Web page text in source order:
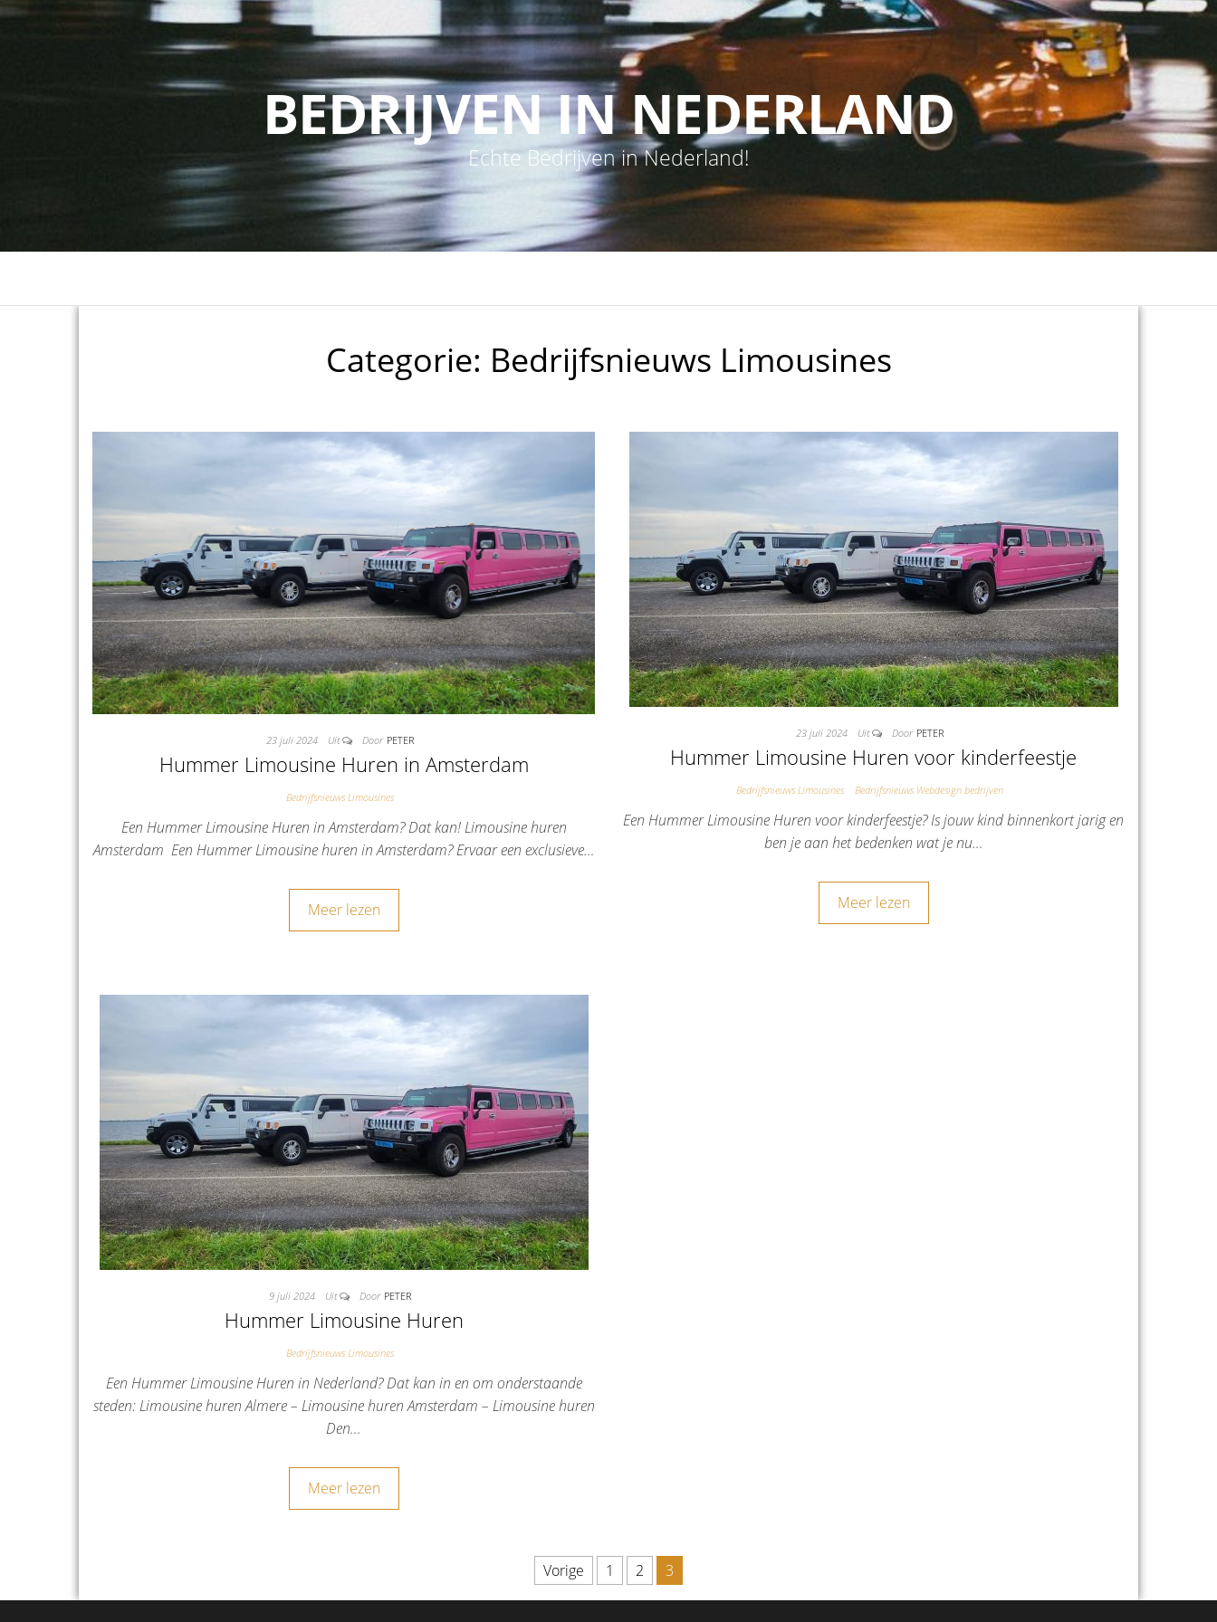
BEDRIJVEN IN NEDERLAND
Echte Bedrijven in Nederland!
Categorie: Bedrijfsnieuws Limousines
23 juli 2024 Uit Door PETER
Hummer Limousine Huren in Amsterdam
Bedrijfsnieuws Limousines
Een Hummer Limousine Huren in Amsterdam? Dat kan! Limousine huren
Amsterdam Een Hummer Limousine huren in Amsterdam? Ervaar een exclusieve…
Meer lezen
23 juli 2024 Uit Door PETER
Hummer Limousine Huren voor kinderfeestje
Bedrijfsnieuws Limousines Bedrijfsnieuws Webdesign bedrijven
Een Hummer Limousine Huren voor kinderfeestje? Is jouw kind binnenkort jarig en
ben je aan het bedenken wat je nu…
Meer lezen
9 juli 2024 Uit Door PETER
Hummer Limousine Huren
Bedrijfsnieuws Limousines
Een Hummer Limousine Huren in Nederland? Dat kan in en om onderstaande
steden: Limousine huren Almere – Limousine huren Amsterdam – Limousine huren
Den…
Meer lezen
Berichten paginering
Vorige 1 2 3